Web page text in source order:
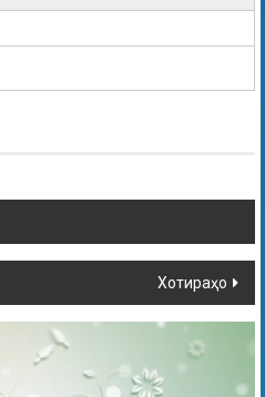
Хотираҳо